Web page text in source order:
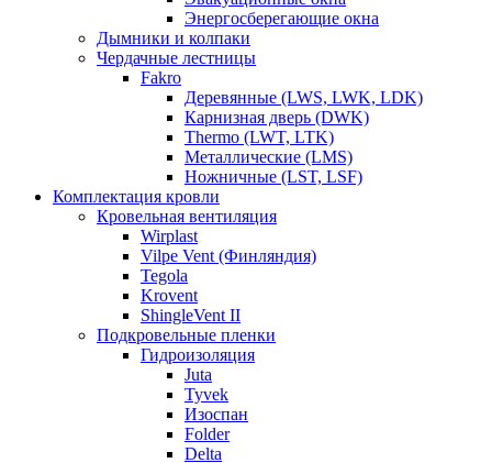
Энергосберегающие окна
Дымники и колпаки
Чердачные лестницы
Fakro
Деревянные (LWS, LWK, LDK)
Карнизная дверь (DWK)
Thermo (LWT, LTK)
Металлические (LMS)
Ножничные (LST, LSF)
Комплектация кровли
Кровельная вентиляция
Wirplast
Vilpe Vent (Финляндия)
Tegola
Krovent
ShingleVent II
Подкровельные пленки
Гидроизоляция
Juta
Tyvek
Изоспан
Folder
Delta